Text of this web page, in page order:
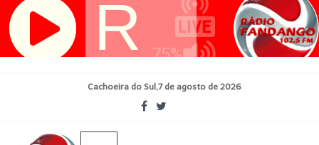
Pular
para
Cachoeira do Sul,7 de agosto de 2026